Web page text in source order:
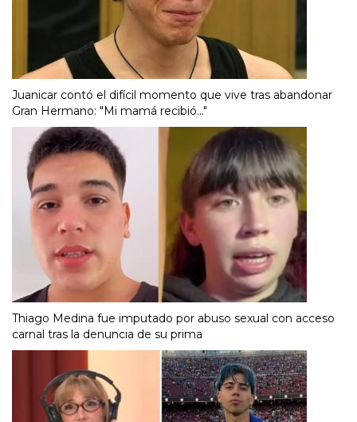
Juanicar contó el difícil momento que vive tras abandonar
Gran Hermano: "Mi mamá recibió..."
Thiago Medina fue imputado por abuso sexual con acceso
carnal tras la denuncia de su prima